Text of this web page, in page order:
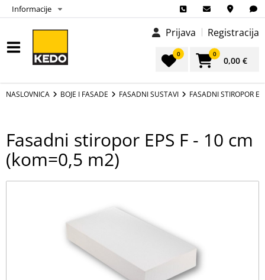
Informacije
Prijava Registracija
0 0
0,00 €
NASLOVNICA BOJE I FASADE FASADNI SUSTAVI FASADNI STIROPOR
Fasadni stiropor EPS F - 10 cm
(kom=0,5 m2)